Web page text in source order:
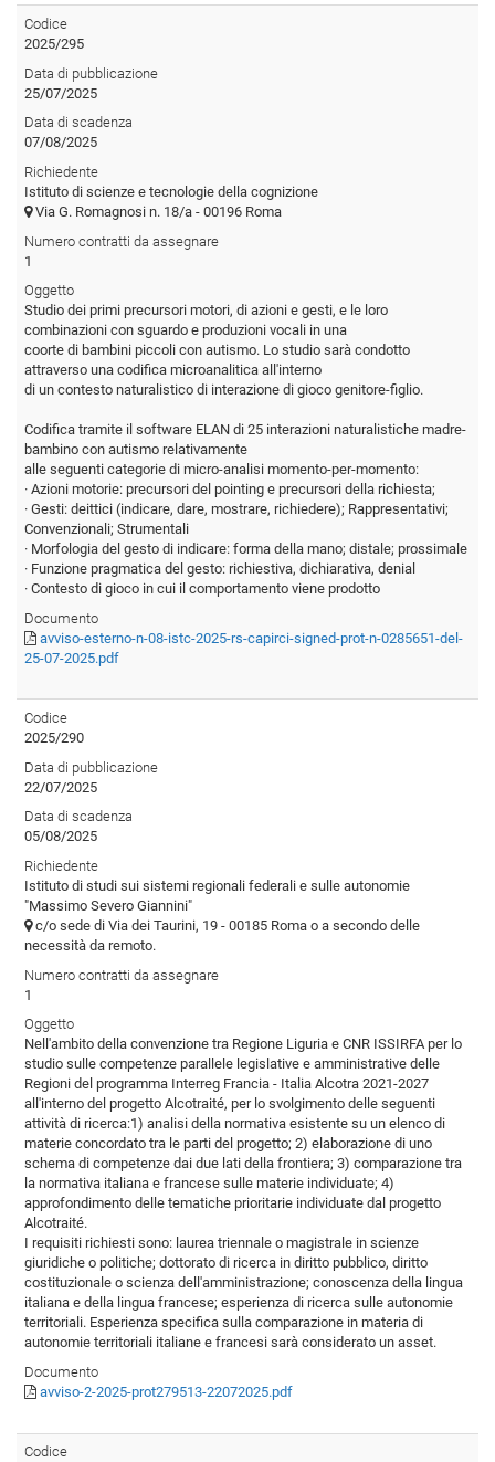
Codice
2025/295
Data di pubblicazione
25/07/2025
Data di scadenza
07/08/2025
Richiedente
Istituto di scienze e tecnologie della cognizione
Via G. Romagnosi n. 18/a - 00196 Roma
Numero contratti da assegnare
1
Oggetto
Studio dei primi precursori motori, di azioni e gesti, e le loro
combinazioni con sguardo e produzioni vocali in una
coorte di bambini piccoli con autismo. Lo studio sarà condotto
attraverso una codifica microanalitica all'interno
di un contesto naturalistico di interazione di gioco genitore-figlio.
Codifica tramite il software ELAN di 25 interazioni naturalistiche madre-
bambino con autismo relativamente
alle seguenti categorie di micro-analisi momento-per-momento:
· Azioni motorie: precursori del pointing e precursori della richiesta;
· Gesti: deittici (indicare, dare, mostrare, richiedere); Rappresentativi;
Convenzionali; Strumentali
· Morfologia del gesto di indicare: forma della mano; distale; prossimale
· Funzione pragmatica del gesto: richiestiva, dichiarativa, denial
· Contesto di gioco in cui il comportamento viene prodotto
Documento
avviso-esterno-n-08-istc-2025-rs-capirci-signed-prot-n-0285651-del-
25-07-2025.pdf
Codice
2025/290
Data di pubblicazione
22/07/2025
Data di scadenza
05/08/2025
Richiedente
Istituto di studi sui sistemi regionali federali e sulle autonomie
"Massimo Severo Giannini"
c/o sede di Via dei Taurini, 19 - 00185 Roma o a secondo delle
necessità da remoto.
Numero contratti da assegnare
1
Oggetto
Nell'ambito della convenzione tra Regione Liguria e CNR ISSIRFA per lo
studio sulle competenze parallele legislative e amministrative delle
Regioni del programma Interreg Francia - Italia Alcotra 2021-2027
all'interno del progetto Alcotraité, per lo svolgimento delle seguenti
attività di ricerca:1) analisi della normativa esistente su un elenco di
materie concordato tra le parti del progetto; 2) elaborazione di uno
schema di competenze dai due lati della frontiera; 3) comparazione tra
la normativa italiana e francese sulle materie individuate; 4)
approfondimento delle tematiche prioritarie individuate dal progetto
Alcotraité.
I requisiti richiesti sono: laurea triennale o magistrale in scienze
giuridiche o politiche; dottorato di ricerca in diritto pubblico, diritto
costituzionale o scienza dell'amministrazione; conoscenza della lingua
italiana e della lingua francese; esperienza di ricerca sulle autonomie
territoriali. Esperienza specifica sulla comparazione in materia di
autonomie territoriali italiane e francesi sarà considerato un asset.
Documento
avviso-2-2025-prot279513-22072025.pdf
Codice